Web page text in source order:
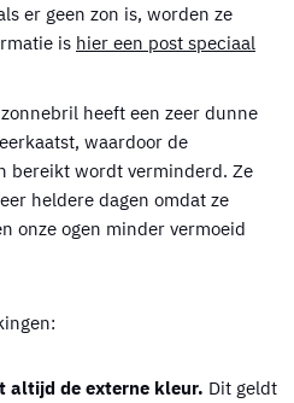
er geen zon is, worden ze
is hier een post speciaal
heeft een zeer dunne
waardoor de
bereikt wordt verminderd. Ze
heldere dagen omdat ze
onze ogen minder vermoeid
altijd de externe kleur. Dit geldt